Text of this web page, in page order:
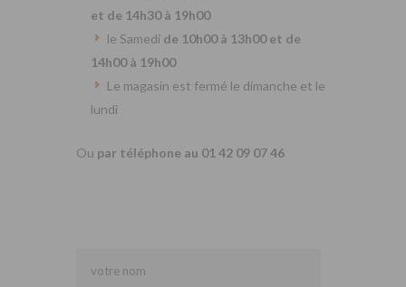
et de 14h30 à 19h00
le Samedi de 10h00 à 13h00 et de
14h00 à 19h00
Le magasin est fermé le dimanche et le
lundi
Ou par téléphone au 01 42 09 07 46